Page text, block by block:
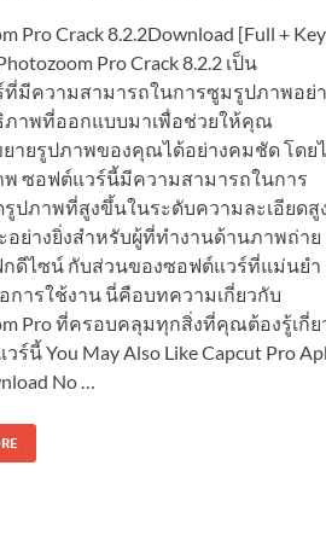
Pro Crack 8.2.2Download [Full +
Pro Crack 8.2.2 เป็น
มีความสามารถในการซูมรูปภาพอย่
ภาพที่ออกแบบมาเพื่อช่วยให้คุณ
ายรูปภาพของคุณได้อย่างคมชัด โดย
ซอฟต์แวร์นี้มีความสามารถในการ
ปภาพที่สูงขึ้นในระดับความละเอียดสู
อย่างยิ่งสำหรับผู้ที่ทำงานด้านภาพถ่าย
ดีไซน์ กับส่วนของซอฟต์แวร์ที่แม่นยำ
การใช้งาน นี่คือบทความเกี่ยวกับ
Pro ที่ครอบคลุมทุกสิ่งที่คุณต้องรู้เกี่ย
ร์นี้ You May Also Like Capcut Pro
No …